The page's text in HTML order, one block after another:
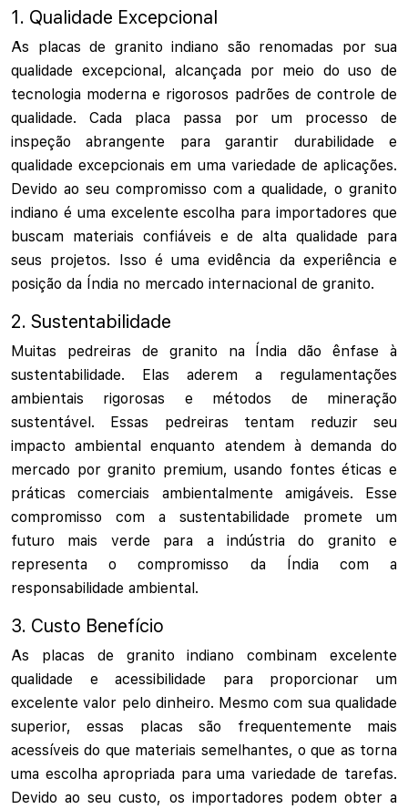
1. Qualidade Excepcional
As placas de granito indiano são renomadas por sua
qualidade excepcional, alcançada por meio do uso de
tecnologia moderna e rigorosos padrões de controle de
qualidade. Cada placa passa por um processo de
inspeção abrangente para garantir durabilidade e
qualidade excepcionais em uma variedade de aplicações.
Devido ao seu compromisso com a qualidade, o granito
indiano é uma excelente escolha para importadores que
buscam materiais confiáveis e de alta qualidade para
seus projetos. Isso é uma evidência da experiência e
posição da Índia no mercado internacional de granito.
2. Sustentabilidade
Muitas pedreiras de granito na Índia dão ênfase à
sustentabilidade. Elas aderem a regulamentações
ambientais rigorosas e métodos de mineração
sustentável. Essas pedreiras tentam reduzir seu
impacto ambiental enquanto atendem à demanda do
mercado por granito premium, usando fontes éticas e
práticas comerciais ambientalmente amigáveis. Esse
compromisso com a sustentabilidade promete um
futuro mais verde para a indústria do granito e
representa o compromisso da Índia com a
responsabilidade ambiental.
3. Custo Benefício
As placas de granito indiano combinam excelente
qualidade e acessibilidade para proporcionar um
excelente valor pelo dinheiro. Mesmo com sua qualidade
superior, essas placas são frequentemente mais
acessíveis do que materiais semelhantes, o que as torna
uma escolha apropriada para uma variedade de tarefas.
Devido ao seu custo, os importadores podem obter a